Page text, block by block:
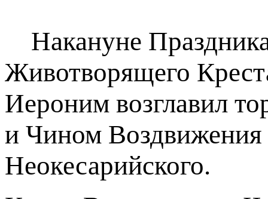
Накануне
Животворящего
Иероним возглавил
и Чином Воздвижения
Неокесарийского.